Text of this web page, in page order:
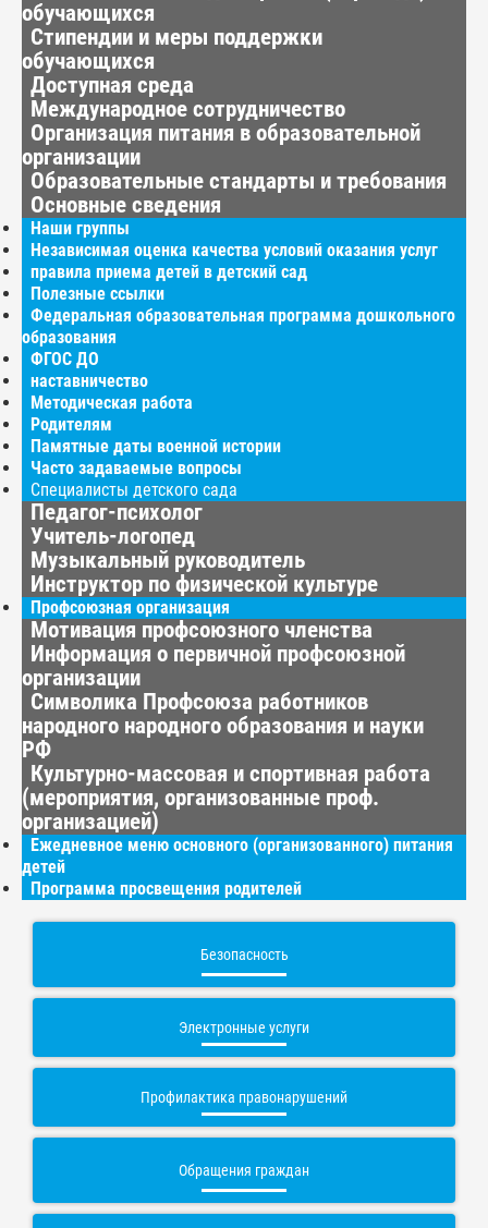
обучающихся
Стипендии и меры поддержки
обучающихся
Доступная среда
Международное сотрудничество
Организация питания в образовательной
организации
Образовательные стандарты и требования
Основные сведения
Наши группы
Независимая оценка качества условий оказания услуг
правила приема детей в детский сад
Полезные ссылки
Федеральная образовательная программа дошкольного
образования
ФГОС ДО
наставничество
Методическая работа
Родителям
Памятные даты военной истории
Часто задаваемые вопросы
Специалисты детского сада
Педагог-психолог
Учитель-логопед
Музыкальный руководитель
Инструктор по физической культуре
Профсоюзная организация
Мотивация профсоюзного членства
Информация о первичной профсоюзной
организации
Символика Профсоюза работников
народного народного образования и науки
РФ
Культурно-массовая и спортивная работа
(мероприятия, организованные проф.
организацией)
Ежедневное меню основного (организованного) питания
детей
Программа просвещения родителей
Безопасность
Электронные услуги
Профилактика правонарушений
Обращения граждан